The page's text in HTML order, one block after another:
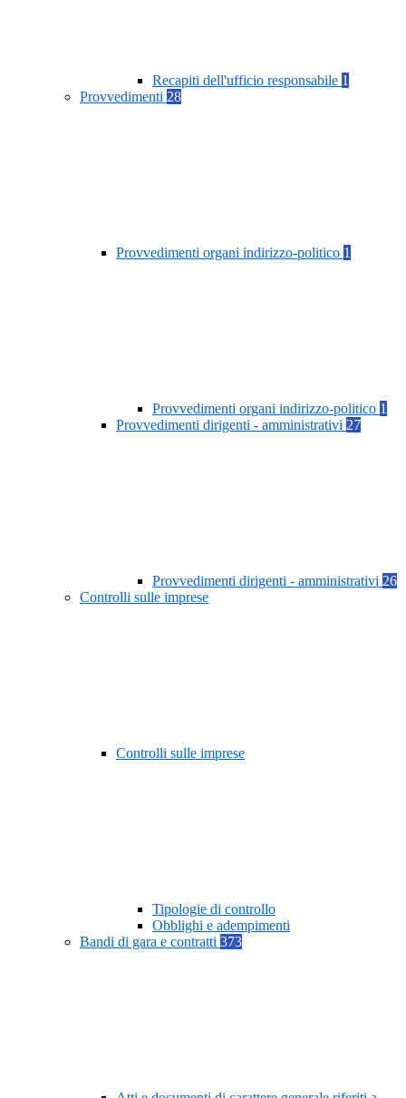
Recapiti dell'ufficio responsabile 1
Provvedimenti 28
Provvedimenti organi indirizzo-politico 1
Provvedimenti organi indirizzo-politico 1
Provvedimenti dirigenti - amministrativi 27
Provvedimenti dirigenti - amministrativi 26
Controlli sulle imprese
Controlli sulle imprese
Tipologie di controllo
Obblighi e adempimenti
Bandi di gara e contratti 373